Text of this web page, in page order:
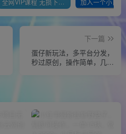
全网VIP课程 无损下载~
下一篇
蛋仔新玩法，多平台分发，
秒过原创，操作简单，几分